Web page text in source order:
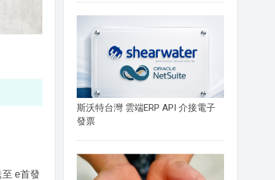
e首發
斯沃特台灣 雲端ERP API 介接電子
發票